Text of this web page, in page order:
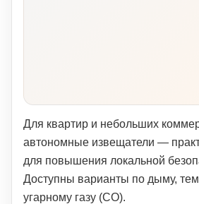
Для квартир и небольших
автономные извещатели —
для повышения локальной
Доступны варианты по дыму,
угарному газу (CO).